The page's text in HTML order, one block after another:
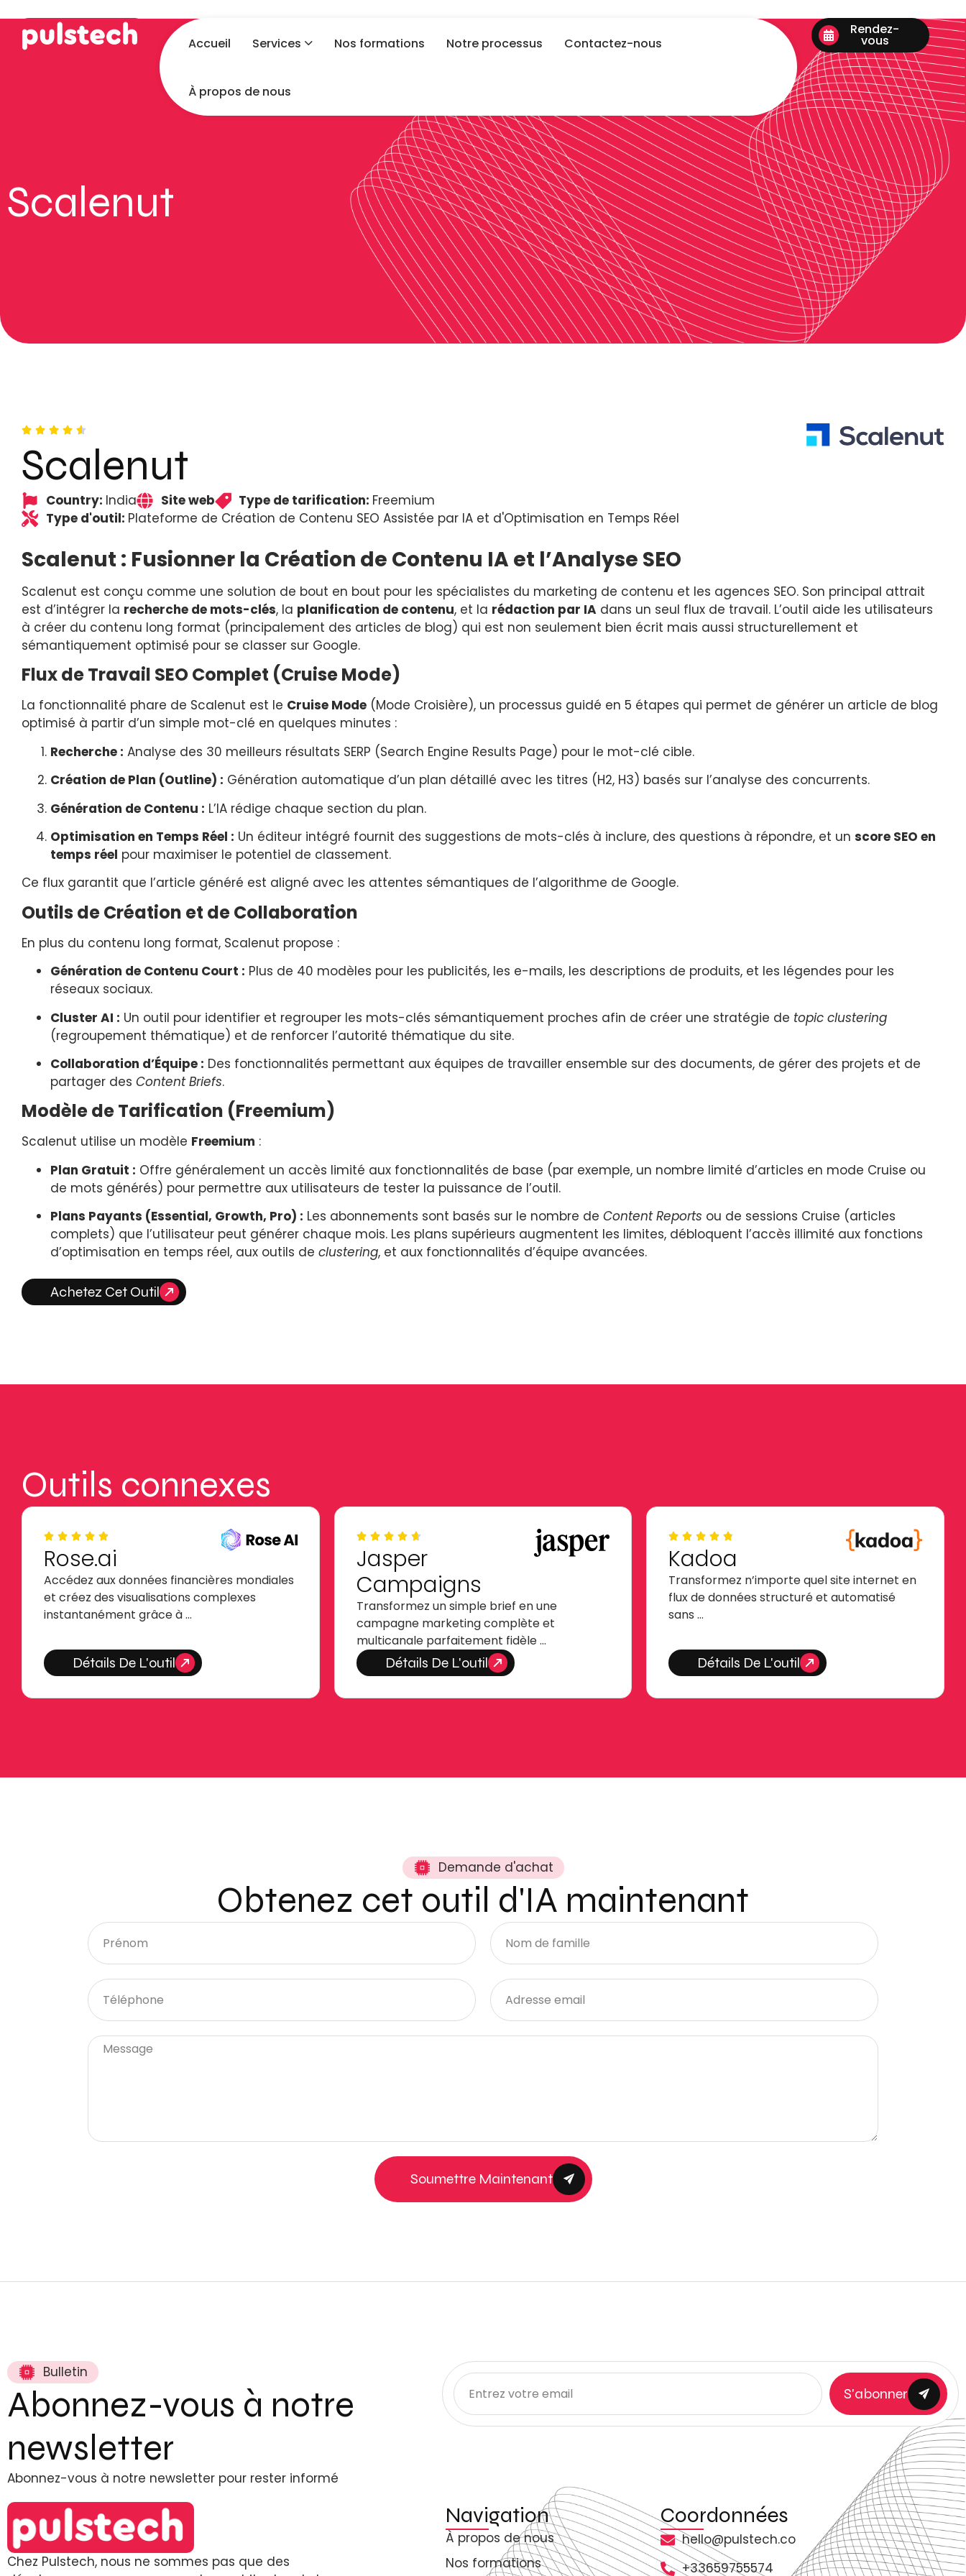
Accueil Services Nos formations Notre processus Contactez-nous
À propos de nous
Rendez-
vous
Scalenut
Scalenut
Country: India Site web Type de tarification: Freemium
Type d'outil: Plateforme de Création de Contenu SEO Assistée par IA et d'Optimisation en Temps Réel
Scalenut : Fusionner la Création de Contenu IA et l’Analyse SEO
Scalenut est conçu comme une solution de bout en bout pour les spécialistes du marketing de contenu et les agences SEO. Son principal attrait
est d’intégrer la recherche de mots-clés, la planification de contenu, et la rédaction par IA dans un seul flux de travail. L’outil aide les utilisateurs
à créer du contenu long format (principalement des articles de blog) qui est non seulement bien écrit mais aussi structurellement et
sémantiquement optimisé pour se classer sur Google.
Flux de Travail SEO Complet (Cruise Mode)
La fonctionnalité phare de Scalenut est le Cruise Mode (Mode Croisière), un processus guidé en 5 étapes qui permet de générer un article de blog
optimisé à partir d’un simple mot-clé en quelques minutes :
Recherche : Analyse des 30 meilleurs résultats SERP (Search Engine Results Page) pour le mot-clé cible.
Création de Plan (Outline) : Génération automatique d’un plan détaillé avec les titres (H2, H3) basés sur l’analyse des concurrents.
Génération de Contenu : L’IA rédige chaque section du plan.
Optimisation en Temps Réel : Un éditeur intégré fournit des suggestions de mots-clés à inclure, des questions à répondre, et un score SEO en
temps réel pour maximiser le potentiel de classement.
Ce flux garantit que l’article généré est aligné avec les attentes sémantiques de l’algorithme de Google.
Outils de Création et de Collaboration
En plus du contenu long format, Scalenut propose :
Génération de Contenu Court : Plus de 40 modèles pour les publicités, les e-mails, les descriptions de produits, et les légendes pour les
réseaux sociaux.
Cluster AI : Un outil pour identifier et regrouper les mots-clés sémantiquement proches afin de créer une stratégie de topic clustering
(regroupement thématique) et de renforcer l’autorité thématique du site.
Collaboration d’Équipe : Des fonctionnalités permettant aux équipes de travailler ensemble sur des documents, de gérer des projets et de
partager des Content Briefs.
Modèle de Tarification (Freemium)
Scalenut utilise un modèle Freemium :
Plan Gratuit : Offre généralement un accès limité aux fonctionnalités de base (par exemple, un nombre limité d’articles en mode Cruise ou
de mots générés) pour permettre aux utilisateurs de tester la puissance de l’outil.
Plans Payants (Essential, Growth, Pro) : Les abonnements sont basés sur le nombre de Content Reports ou de sessions Cruise (articles
complets) que l’utilisateur peut générer chaque mois. Les plans supérieurs augmentent les limites, débloquent l’accès illimité aux fonctions
d’optimisation en temps réel, aux outils de clustering, et aux fonctionnalités d’équipe avancées.
Achetez Cet Outil
Outils connexes
Rose.ai
Accédez aux données financières mondiales
et créez des visualisations complexes
instantanément grâce à …
Détails De L'outil
Jasper
Campaigns
Transformez un simple brief en une
campagne marketing complète et
multicanale parfaitement fidèle …
Détails De L'outil
Kadoa
Transformez n’importe quel site internet en
flux de données structuré et automatisé
sans …
Détails De L'outil
Demande d'achat
Obtenez cet outil d'IA maintenant
Soumettre Maintenant
Chez Pulstech, nous ne sommes pas que des
Navigation
À propos de nous
Nos formations
Coordonnées
hello@pulstech.co
+33659755574
Bulletin
Abonnez-vous à notre
newsletter
Abonnez-vous à notre newsletter pour rester informé
S'abonner